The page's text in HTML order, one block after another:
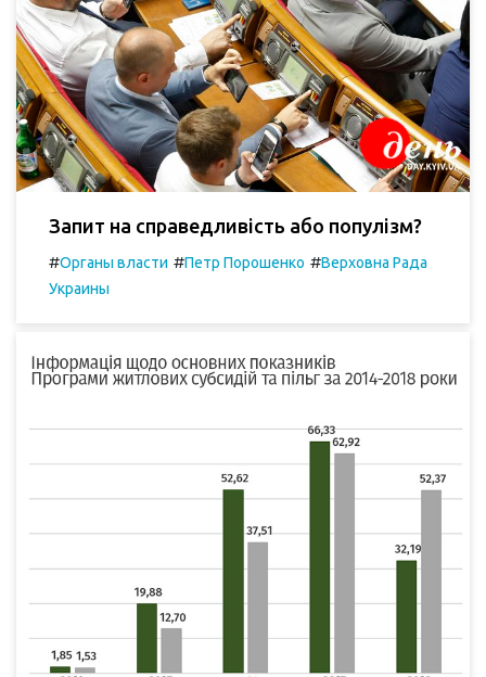
Запит на справедливість або популізм?
#Органы власти #Петр Порошенко #Верховна Рада
Украины